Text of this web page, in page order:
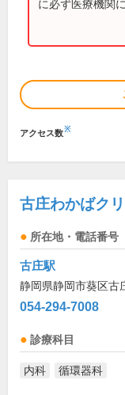
に必ず医療機関
アクセス数※
古庄わかばク
所在地・電話番号
古庄駅
静岡県静岡市葵区古
054-294-7008
診療科目
内科 循環器科